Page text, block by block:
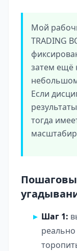
Мой
TRADING
затем ещё
Если
тогда
Шаг 1: